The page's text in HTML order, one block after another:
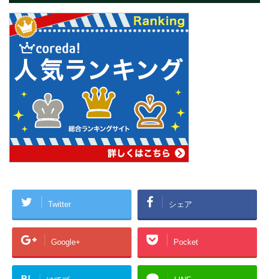
Twitter シェア
Google+ Pocket